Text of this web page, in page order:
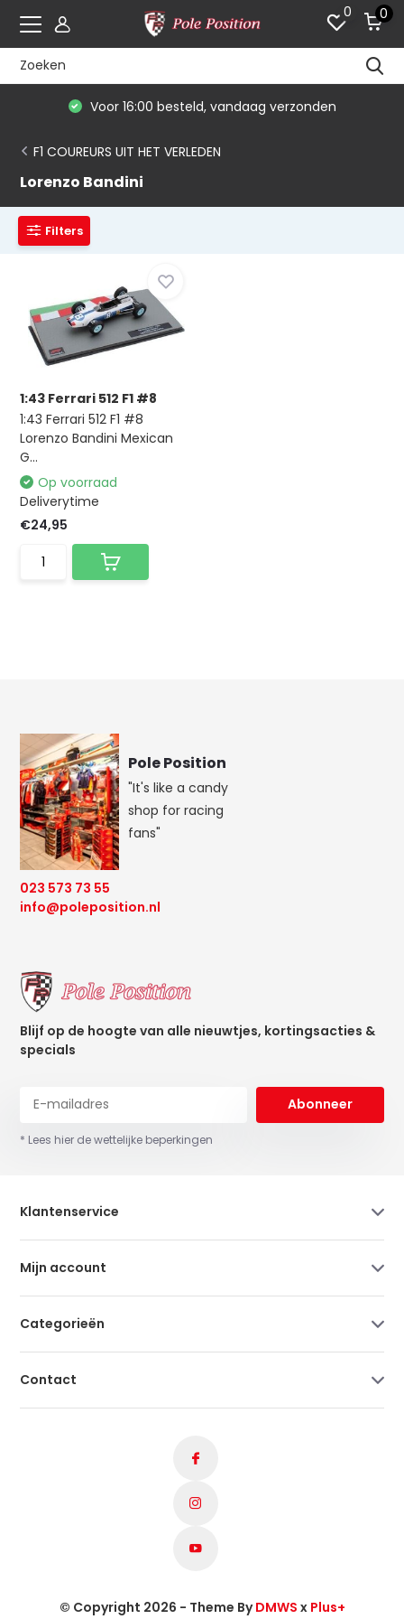
0 0
Voor 16:00 besteld, vandaag verzonden
F1 COUREURS UIT HET VERLEDEN
Lorenzo Bandini
Filters
1:43 Ferrari 512 F1 #8
1:43 Ferrari 512 F1 #8
Lorenzo Bandini Mexican
G...
Op voorraad
Deliverytime
€24,95
Pole Position
"It's like a candy
shop for racing
fans"
023 573 73 55
info@poleposition.nl
Blijf op de hoogte van alle nieuwtjes, kortingsacties &
specials
Abonneer
* Lees hier de wettelijke beperkingen
Klantenservice
Mijn account
Categorieën
Contact
© Copyright 2026 - Theme ByDMWS x Plus+